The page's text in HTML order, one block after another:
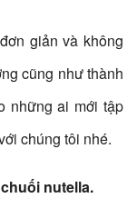
đơn giản và không
cũng như thành
những ai mới tập
chúng tôi nhé.
nutella.